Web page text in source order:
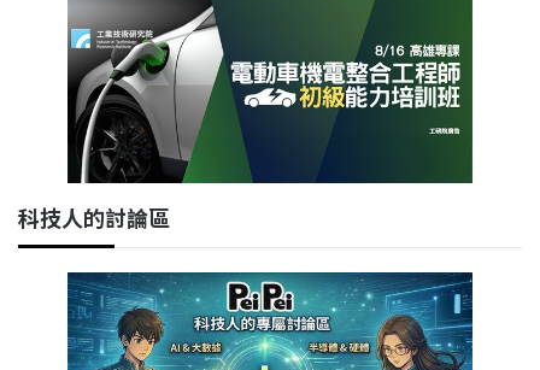
科技人的討論區